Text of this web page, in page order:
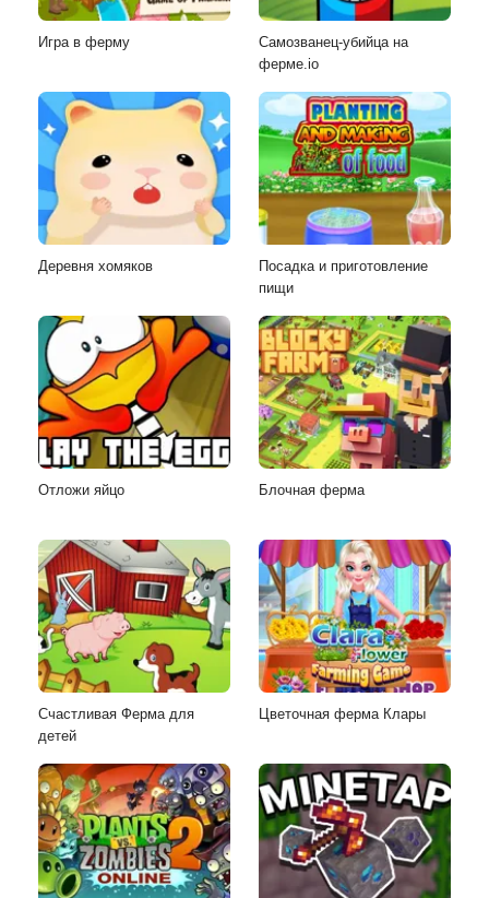
Игра в ферму
Самозванец-убийца на
ферме.io
Деревня хомяков
Посадка и приготовление
пищи
Отложи яйцо Блочная ферма
Счастливая Ферма для
детей
Цветочная ферма Клары